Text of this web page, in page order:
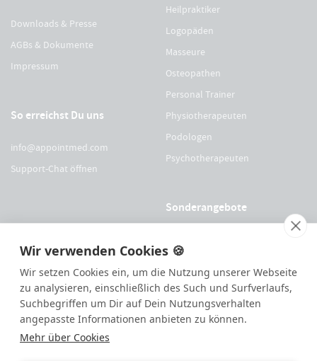
Wir verwenden Cookies 🍪
Wir setzen Cookies ein, um die Nutzung unserer Webseite
zu analysieren, einschließlich des Such und Surfverlaufs,
Suchbegriffen um Dir auf Dein Nutzungsverhalten
angepasste Informationen anbieten zu können.
Mehr über Cookies
Downloads & Presse
AGBs & Dokumente
Impressum
So erreichst Du uns
info@appointmed.com
Support-Chat öffnen
Heilpraktiker
Logopäden
Masseure
Osteopathen
Personal Trainer
Physiotherapeuten
Podologen
Psychotherapeuten
Sonderangebote
Für OEGO Mitglieder
Für VDOE Mitglieder